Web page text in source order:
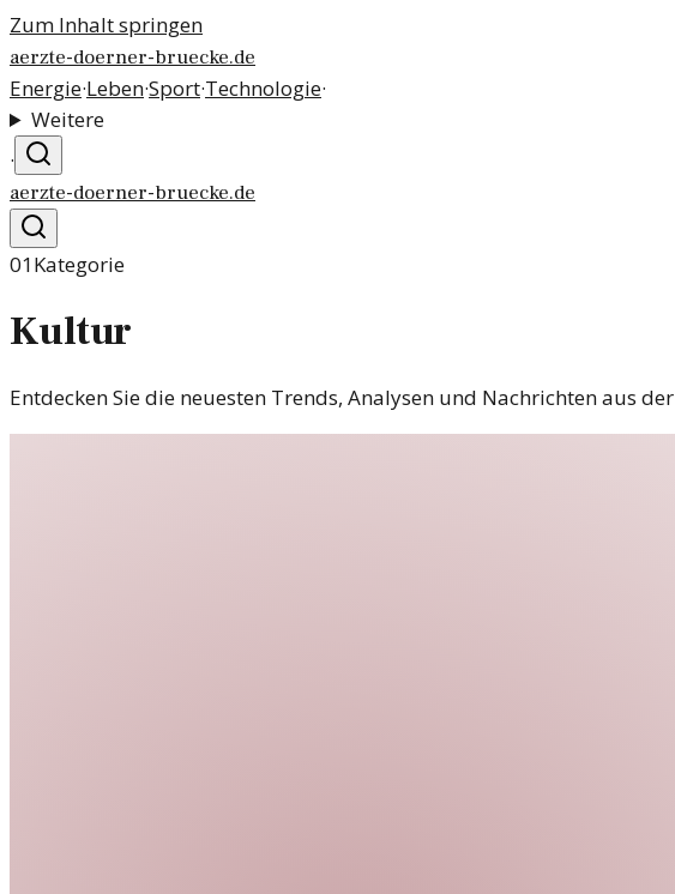
Zum Inhalt springen
aerzte-doerner-bruecke.de
Energie·Leben·Sport·Technologie·
Weitere
·
aerzte-doerner-bruecke.de
01Kategorie
Kultur
Entdecken Sie die neuesten Trends, Analysen und Nachrichten aus